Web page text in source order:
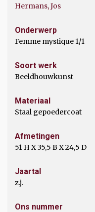
Hermans, Jos
Onderwerp
Femme mystique 1/1
Soort werk
Beeldhouwkunst
Materiaal
Staal gepoedercoat
Afmetingen
51 H X 35,5 B X 24,5 D
Jaartal
z.j.
Ons nummer